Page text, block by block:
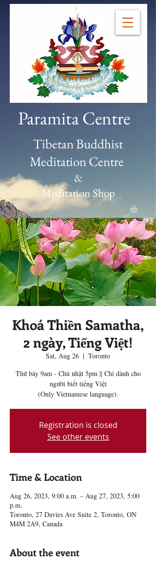
Paramita Centre
Tibetan Buddhist
Meditation Centre
&
Meditation Shop
Khoá Thiền Samatha,
2 ngày, Tiếng Việt!
Sat, Aug 26
  |
Toronto
Thứ bảy 9am - Chủ nhật 5pm || Chỉ dành cho
người biết tiếng Việt
(Only Vietnamese language).
Registration is closed
See other events
Time & Location
Aug 26, 2023, 9:00 a.m. – Aug 27, 2023, 5:00
p.m.
Toronto, 27 Davies Ave Suite 2, Toronto, ON
M4M 2A9, Canada
About the event